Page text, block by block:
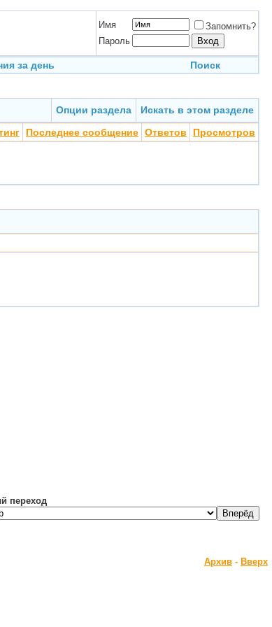
Имя
Запомнить?
Пароль
за день Поиск
Опции раздела
Искать в этом разделе
Последнее сообщение Ответов Просмотров
переход
Архив - Вверх